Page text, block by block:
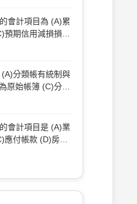
所、社區藥局找
意願的問題，想
會計項目為 (A)累
期信用減損損失
備利益
分類帳有統制與
原始帳簿 (C)分類
是編表的重要資
會計項目是 (A)業
付帳款 (D)房屋